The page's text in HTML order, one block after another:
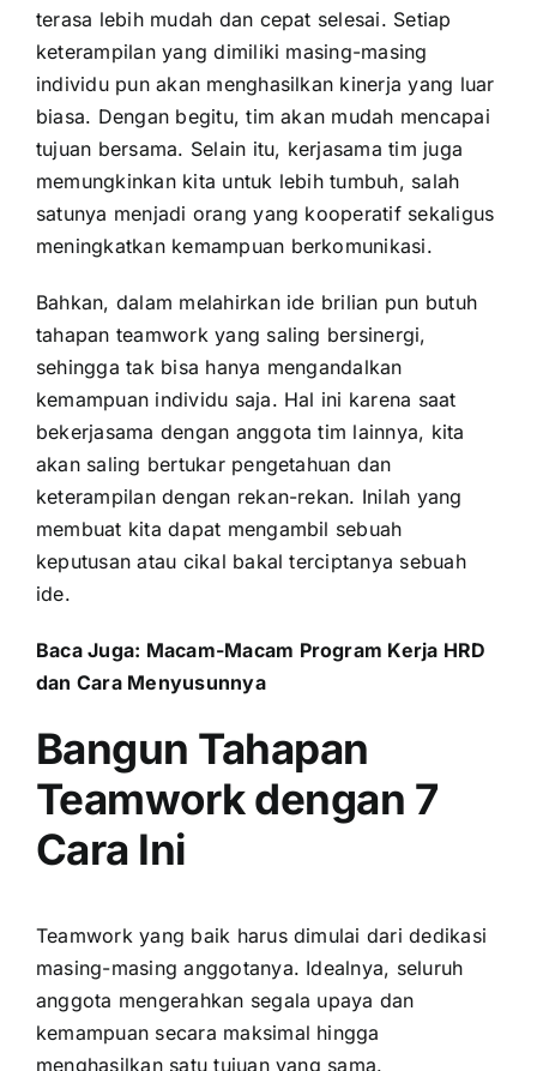
terasa lebih mudah dan cepat selesai. Setiap
keterampilan yang dimiliki masing-masing
individu pun akan menghasilkan kinerja yang luar
biasa. Dengan begitu, tim akan mudah mencapai
tujuan bersama. Selain itu, kerjasama tim juga
memungkinkan kita untuk lebih tumbuh, salah
satunya menjadi orang yang kooperatif sekaligus
meningkatkan kemampuan berkomunikasi.
Bahkan, dalam melahirkan ide brilian pun butuh
tahapan teamwork yang saling bersinergi,
sehingga tak bisa hanya mengandalkan
kemampuan individu saja. Hal ini karena saat
bekerjasama dengan anggota tim lainnya, kita
akan saling bertukar pengetahuan dan
keterampilan dengan rekan-rekan. Inilah yang
membuat kita dapat mengambil sebuah
keputusan atau cikal bakal terciptanya sebuah
ide.
Baca Juga: Macam-Macam Program Kerja HRD
dan Cara Menyusunnya
Bangun Tahapan
Teamwork dengan 7
Cara Ini
Teamwork yang baik harus dimulai dari dedikasi
masing-masing anggotanya. Idealnya, seluruh
anggota mengerahkan segala upaya dan
kemampuan secara maksimal hingga
menghasilkan satu tujuan yang sama.